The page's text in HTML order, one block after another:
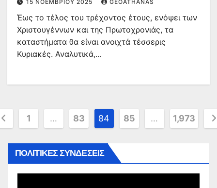
15 ΝΟΕΜΒΡΊΟΥ 2025 GEOATHANAS
Έως το τέλος του τρέχοντος έτους, ενόψει των
Χριστουγέννων και της Πρωτοχρονιάς, τα
καταστήματα θα είναι ανοιχτά τέσσερις
Κυριακές. Αναλυτικά,…
1 … 83 84 85 … 1,973
ΠΟΛΙΤΙΚΕΣ ΣΥΝΔΕΣΕΙΣ